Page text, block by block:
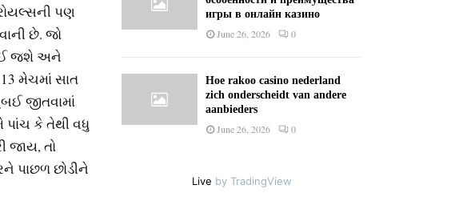
પણ
છે. જો
જશે અને
મેચમાં સાત
જીતવામાં
પાંચ કે તેથી વધુ
જાય, તો
પાછળ છોડીને
игры в онлайн казино
June 26, 2026 0
Hoe rakoo casino nederland
zich onderscheidt van andere
aanbieders
June 26, 2026 0
Live by TradingView